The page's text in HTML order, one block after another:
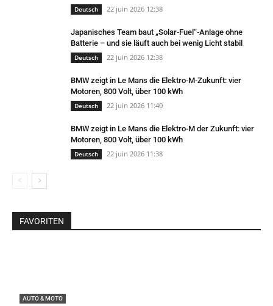
Deutsch 22 juin 2026 12:38
Japanisches Team baut „Solar-Fuel“-Anlage ohne
Batterie – und sie läuft auch bei wenig Licht stabil
Deutsch 22 juin 2026 12:38
BMW zeigt in Le Mans die Elektro-M-Zukunft: vier
Motoren, 800 Volt, über 100 kWh
Deutsch 22 juin 2026 11:40
BMW zeigt in Le Mans die Elektro-M der Zukunft: vier
Motoren, 800 Volt, über 100 kWh
Deutsch 22 juin 2026 11:38
FAVORITEN
AUTO & MOTO